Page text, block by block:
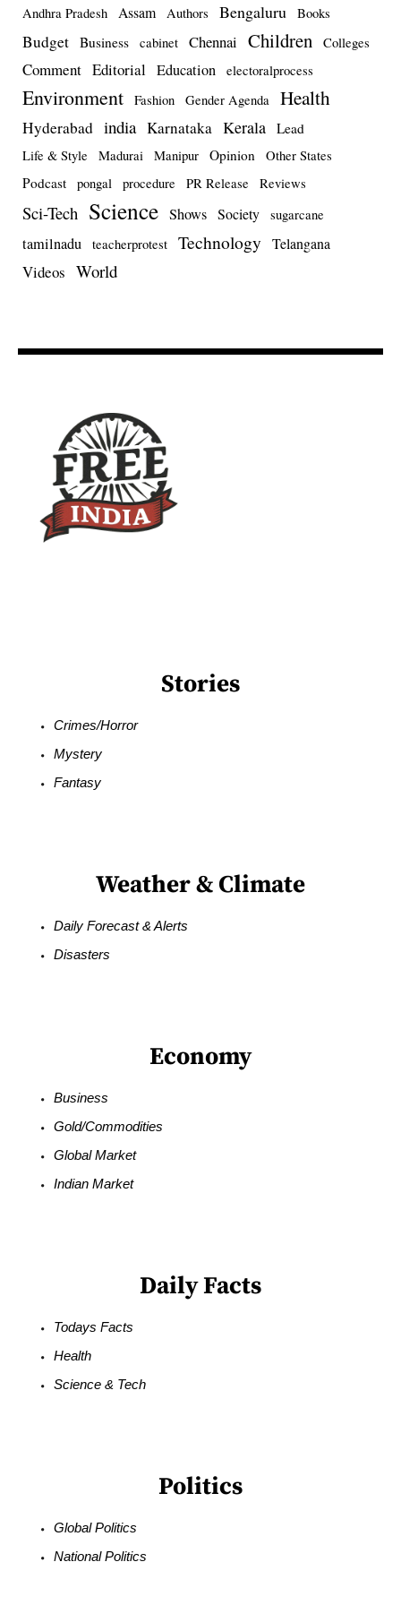
Andhra Pradesh Assam Authors Bengaluru Books
Budget Business cabinet Chennai Children Colleges
Comment Editorial Education electoralprocess
Environment Fashion Gender Agenda Health
Hyderabad india Karnataka Kerala Lead
Life & Style Madurai Manipur Opinion Other States
Podcast pongal procedure PR Release Reviews
Sci-Tech Science Shows Society sugarcane
tamilnadu teacherprotest Technology Telangana
Videos World
Stories
Crimes/Horror
Mystery
Fantasy
Weather & Climate
Daily Forecast & Alerts
Disasters
Economy
Business
Gold/Commodities
Global Market
Indian Market
Daily Facts
Todays Facts
Health
Science & Tech
Politics
Global Politics
National Politics